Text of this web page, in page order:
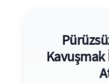
Kavuşmak